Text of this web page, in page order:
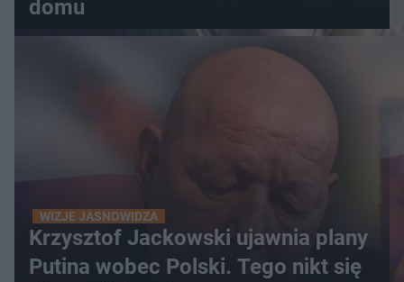
domu
WIZJE JASNOWIDZA
Krzysztof Jackowski ujawnia plany
Putina wobec Polski. Tego nikt się